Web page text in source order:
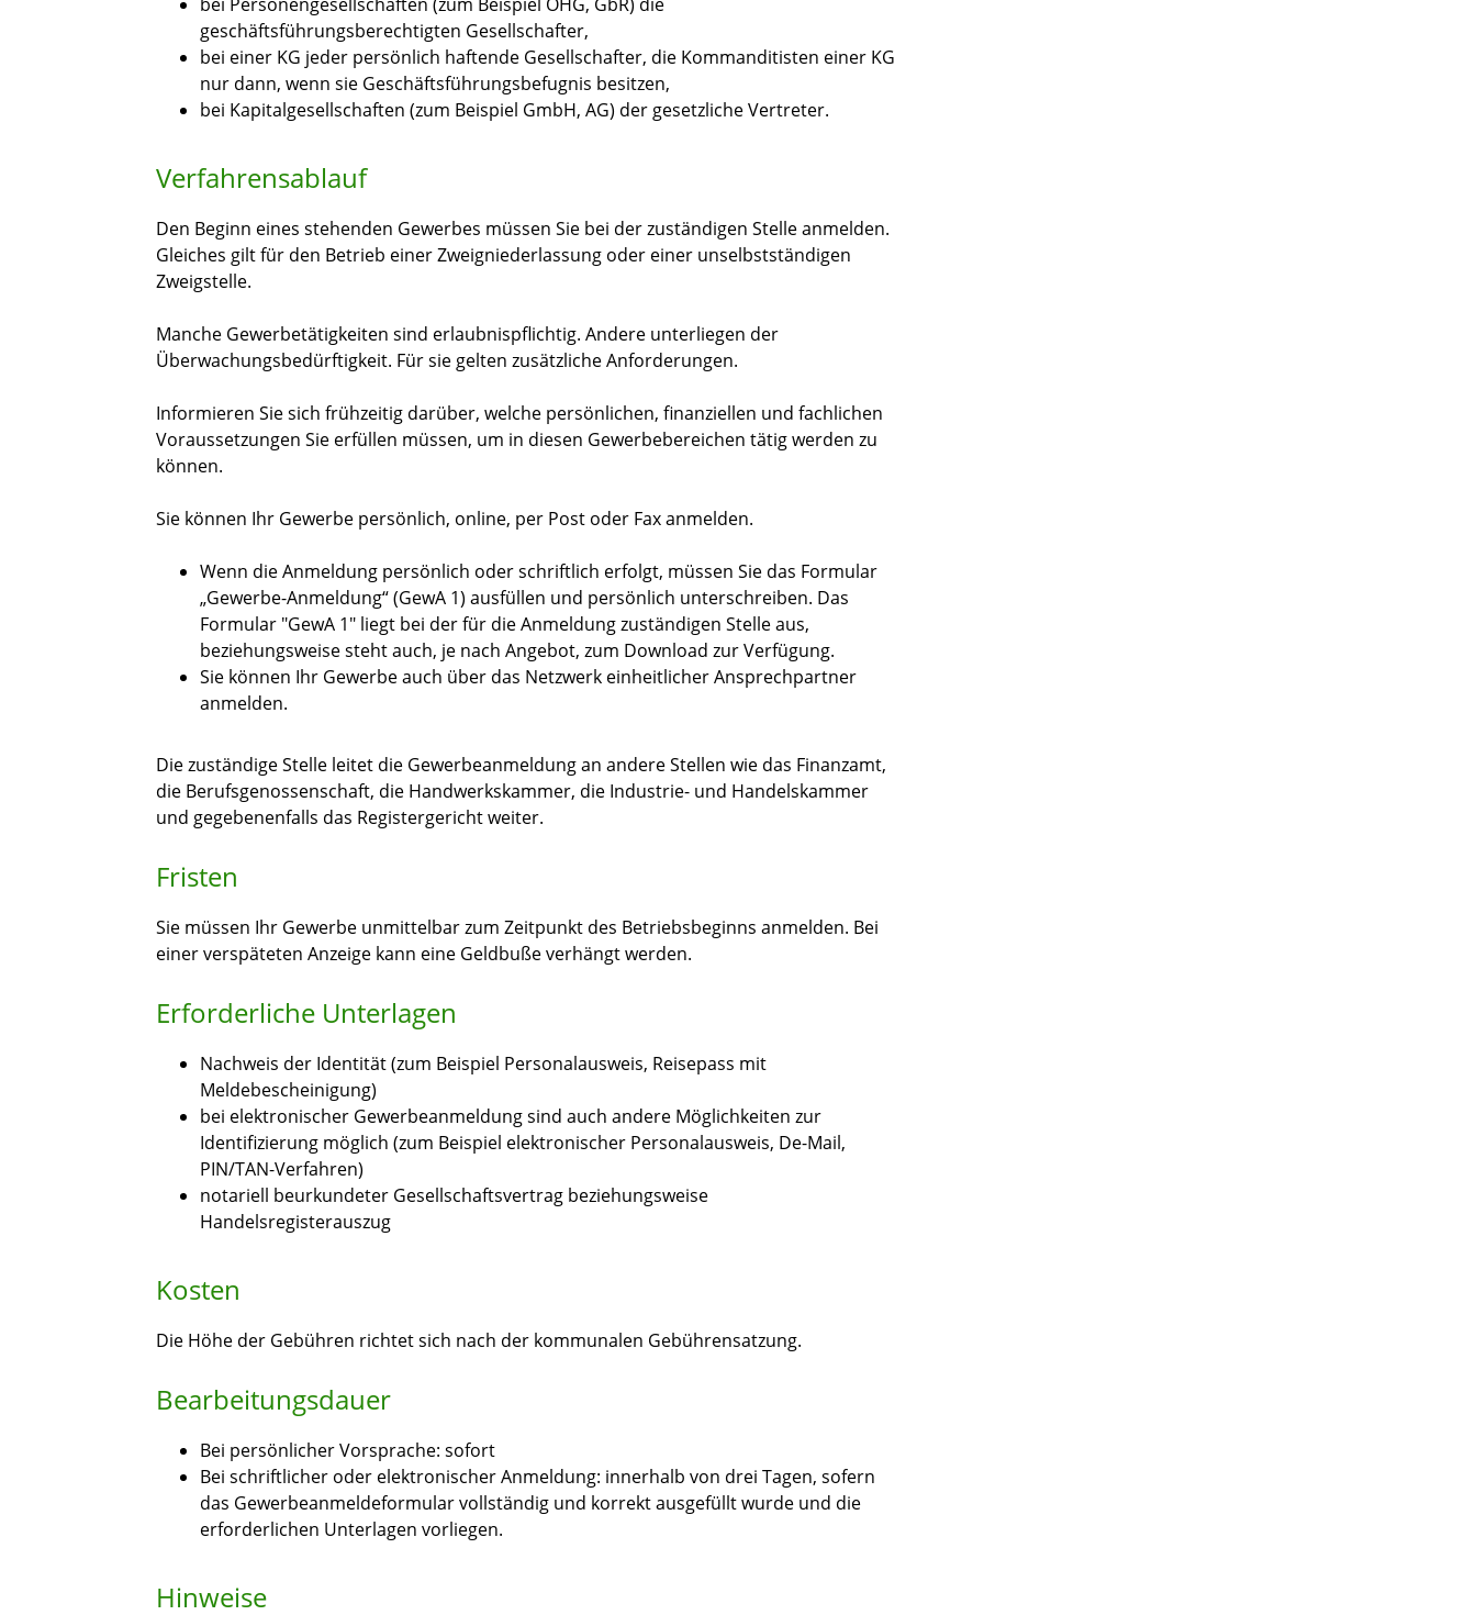
bei Personengesellschaften (zum Beispiel OHG, GbR) die
geschäftsführungsberechtigten Gesellschafter,
bei einer KG jeder persönlich haftende Gesellschafter, die Kommanditisten einer KG
nur dann, wenn sie Geschäftsführungsbefugnis besitzen,
bei Kapitalgesellschaften (zum Beispiel GmbH, AG) der gesetzliche Vertreter.
Verfahrensablauf
Den Beginn eines stehenden Gewerbes müssen Sie bei der zuständigen Stelle anmelden.
Gleiches gilt für den Betrieb einer Zweigniederlassung oder einer unselbstständigen
Zweigstelle.
Manche Gewerbetätigkeiten sind erlaubnispflichtig. Andere unterliegen der
Überwachungsbedürftigkeit. Für sie gelten zusätzliche Anforderungen.
Informieren Sie sich frühzeitig darüber, welche persönlichen, finanziellen und fachlichen
Voraussetzungen Sie erfüllen müssen, um in diesen Gewerbebereichen tätig werden zu
können.
Sie können Ihr Gewerbe persönlich, online, per Post oder Fax anmelden.
Wenn die Anmeldung persönlich oder schriftlich erfolgt, müssen Sie das Formular
„Gewerbe-Anmeldung“ (GewA 1) ausfüllen und persönlich unterschreiben. Das
Formular "GewA 1" liegt bei der für die Anmeldung zuständigen Stelle aus,
beziehungsweise steht auch, je nach Angebot, zum Download zur Verfügung.
Sie können Ihr Gewerbe auch über das Netzwerk einheitlicher Ansprechpartner
anmelden.
Die zuständige Stelle leitet die Gewerbeanmeldung an andere Stellen wie das Finanzamt,
die Berufsgenossenschaft, die Handwerkskammer, die Industrie- und Handelskammer
und gegebenenfalls das Registergericht weiter.
Fristen
Sie müssen Ihr Gewerbe unmittelbar zum Zeitpunkt des Betriebsbeginns anmelden. Bei
einer verspäteten Anzeige kann eine Geldbuße verhängt werden.
Erforderliche Unterlagen
Nachweis der Identität (zum Beispiel Personalausweis, Reisepass mit
Meldebescheinigung)
bei elektronischer Gewerbeanmeldung sind auch andere Möglichkeiten zur
Identifizierung möglich (zum Beispiel elektronischer Personalausweis, De-Mail,
PIN/TAN-Verfahren)
notariell beurkundeter Gesellschaftsvertrag beziehungsweise
Handelsregisterauszug
Kosten
Die Höhe der Gebühren richtet sich nach der kommunalen Gebührensatzung.
Bearbeitungsdauer
Bei persönlicher Vorsprache: sofort
Bei schriftlicher oder elektronischer Anmeldung: innerhalb von drei Tagen, sofern
das Gewerbeanmeldeformular vollständig und korrekt ausgefüllt wurde und die
erforderlichen Unterlagen vorliegen.
Hinweise